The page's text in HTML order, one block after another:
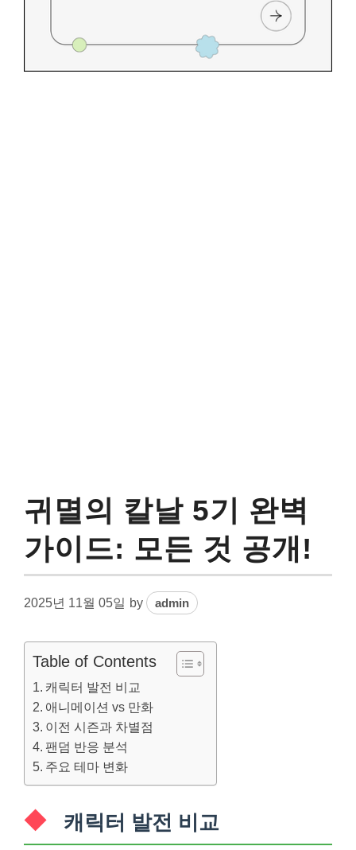
귀멸의 칼날 5기 완벽
가이드: 모든 것 공개!
2025년 11월 05일 by admin
Table of Contents
캐릭터 발전 비교
애니메이션 vs 만화
이전 시즌과 차별점
팬덤 반응 분석
주요 테마 변화
캐릭터 발전 비교